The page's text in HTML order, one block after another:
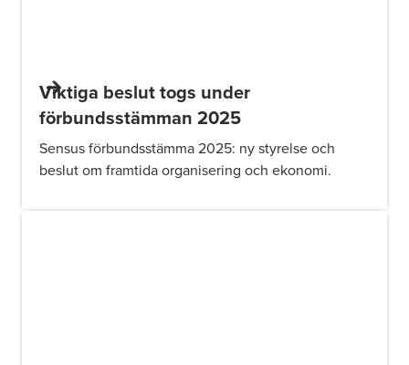
Viktiga beslut togs under
förbundsstämman 2025
Sensus förbundsstämma 2025: ny styrelse och
beslut om framtida organisering och ekonomi.